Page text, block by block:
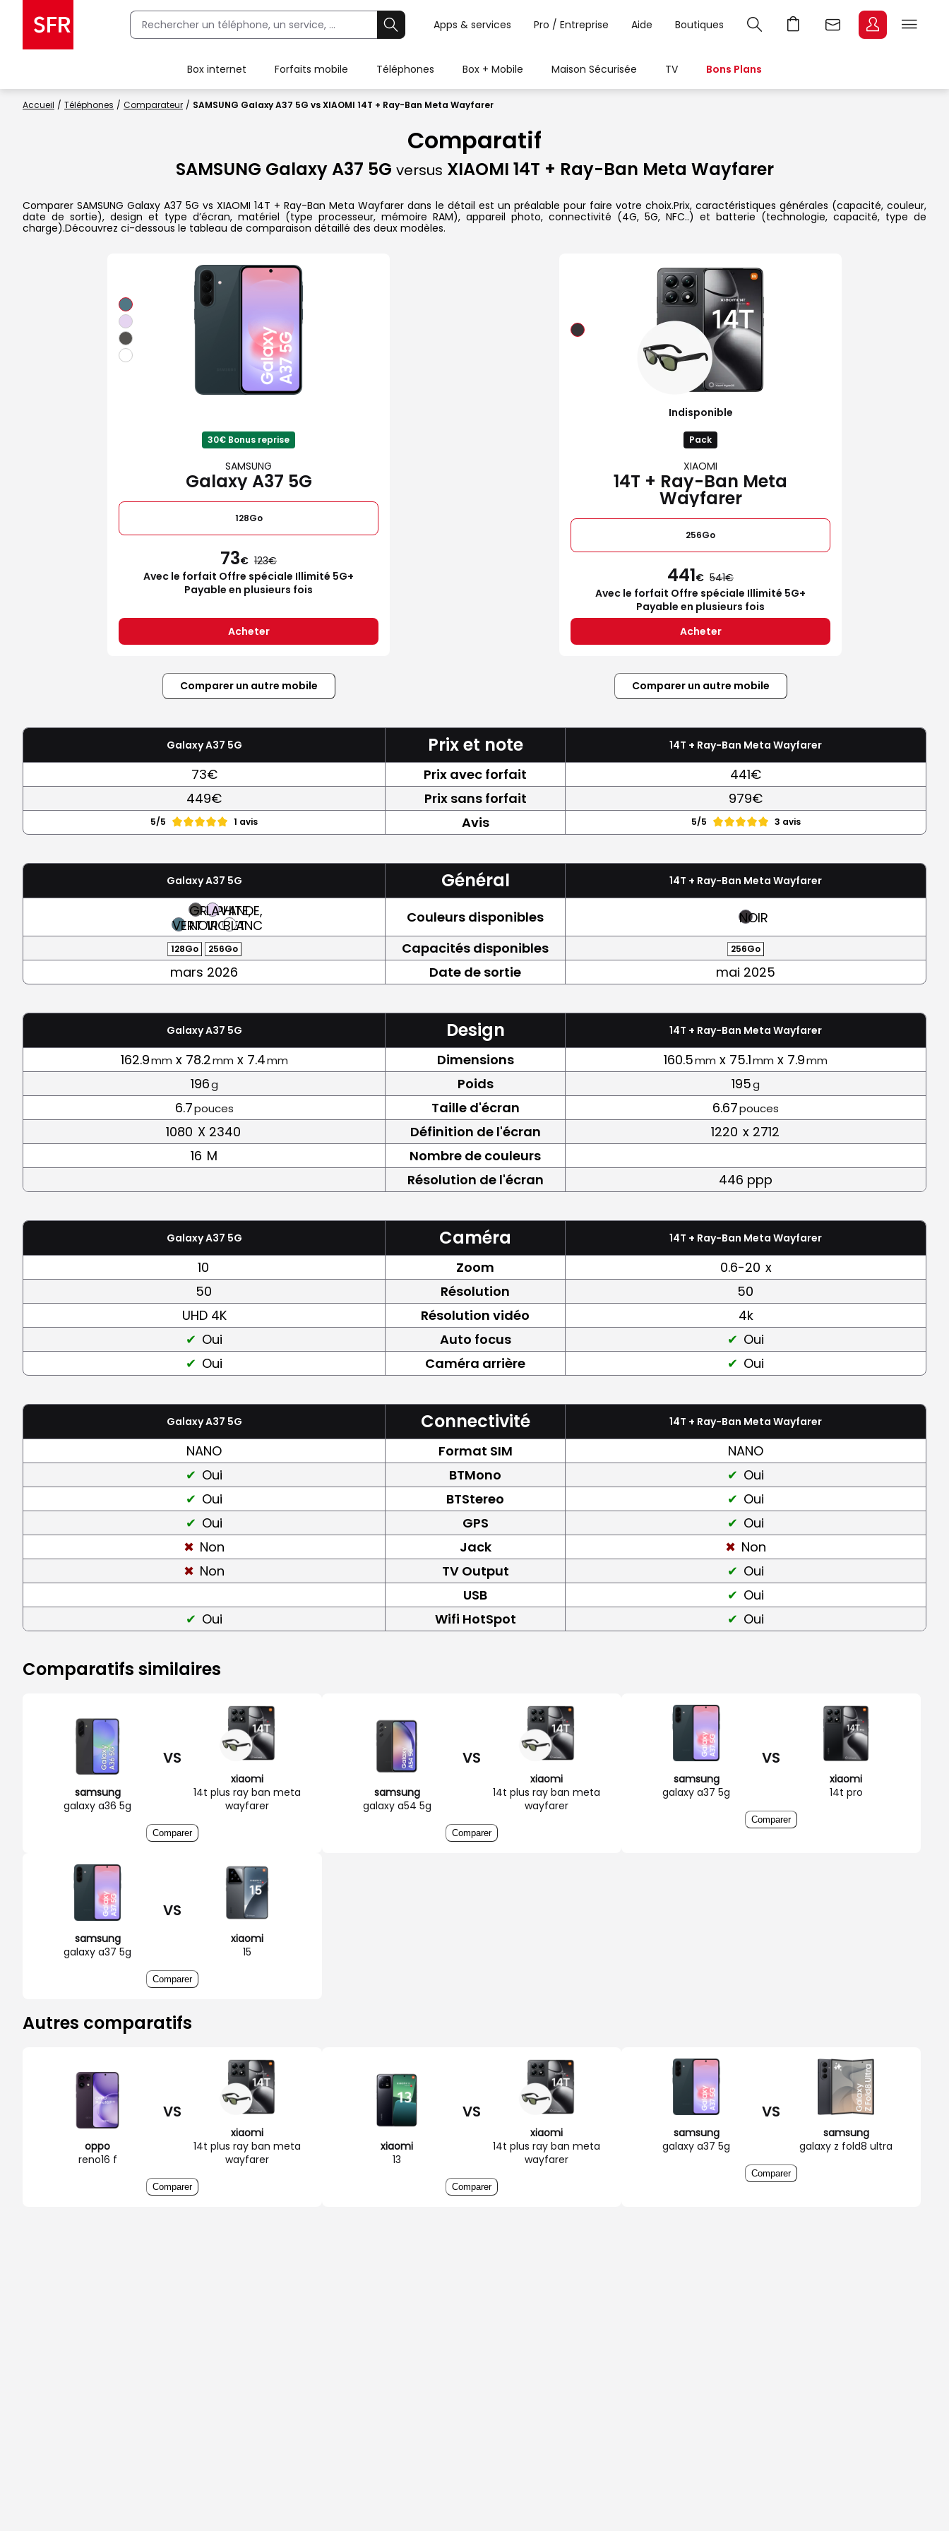
Apps & services Pro / Entreprise Aide Boutiques
Box internet Forfaits mobile Téléphones Box + Mobile Maison Sécurisée TV Bons Plans
Accueil Téléphones Comparateur SAMSUNG Galaxy A37 5G vs XIAOMI 14T + Ray-Ban Meta Wayfarer
Comparatif
SAMSUNG Galaxy A37 5G versus XIAOMI 14T + Ray-Ban Meta Wayfarer
Comparer SAMSUNG Galaxy A37 5G vs XIAOMI 14T + Ray-Ban Meta Wayfarer dans le détail est un préalable pour faire votre choix.Prix, caractéristiques générales (capacité, couleur,
date de sortie), design et type d’écran, matériel (type processeur, mémoire RAM), appareil photo, connectivité (4G, 5G, NFC..) et batterie (technologie, capacité, type de
charge).Découvrez ci-dessous le tableau de comparaison détaillé des deux modèles.
30€ Bonus reprise
SAMSUNG
Galaxy A37 5G
128Go
73€ 123
Avec le forfait Offre spéciale Illimité 5G+
Payable en plusieurs fois
Acheter
Indisponible
Pack
XIAOMI
14T + Ray-Ban Meta
Wayfarer
256Go
441€ 541
Avec le forfait Offre spéciale Illimité 5G+
Payable en plusieurs fois
Acheter
Comparer un autre mobile Comparer un autre mobile
Galaxy A37 5G Prix et note 14T + Ray-Ban Meta Wayfarer
73€ Prix avec forfait
441€
449€
Prix sans forfait 979€
5/5 1 avis Avis 5/5 3 avis
Galaxy A37 5G Général 14T + Ray-Ban Meta Wayfarer
VERT
GRAPHITE,
NOIR
LAVANDE,
VIOLET
BLANC Couleurs disponibles NOIR
128Go 256Go Capacités disponibles 256Go
mars 2026 Date de sortie mai 2025
Galaxy A37 5G Design 14T + Ray-Ban Meta Wayfarer
162.9mm x 78.2mm x 7.4mm Dimensions 160.5mm x 75.1mm x 7.9mm
196g Poids 195g
6.7pouces Taille d'écran 6.67pouces
1080 X 2340 Définition de l'écran 1220 x 2712
16 M
Nombre de couleurs
Résolution de l'écran
446 ppp
Galaxy A37 5G Caméra 14T + Ray-Ban Meta Wayfarer
10 Zoom 0.6-20 x
50
Résolution
50
UHD 4K
Résolution vidéo
4k
Oui
Auto focus
Oui
Oui
Caméra arrière Oui
Galaxy A37 5G Connectivité 14T + Ray-Ban Meta Wayfarer
NANO Format SIM
NANO
Oui
BTMono
Oui
Oui
BTStereo
Oui
Oui
GPS
Oui
Non
Jack
Non
Non
TV Output
Oui
USB
Oui
Oui
Wifi HotSpot Oui
Comparatifs similaires
samsung
galaxy a36 5g
VS
xiaomi
14t plus ray ban meta
wayfarer
Comparer
samsung
galaxy a54 5g
VS
xiaomi
14t plus ray ban meta
wayfarer
Comparer
samsung
galaxy a37 5g
VS
xiaomi
14t pro
Comparer
samsung
galaxy a37 5g
VS
xiaomi
15
Comparer
Autres comparatifs
oppo
reno16 f
VS
xiaomi
14t plus ray ban meta
wayfarer
Comparer
xiaomi
13
VS
xiaomi
14t plus ray ban meta
wayfarer
Comparer
samsung
galaxy a37 5g
VS
samsung
galaxy z fold8 ultra
Comparer